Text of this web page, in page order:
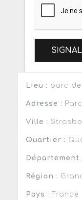
Lieu : parc
Adresse :
Ville :
Quartier :
Département
Région :
Pays : France